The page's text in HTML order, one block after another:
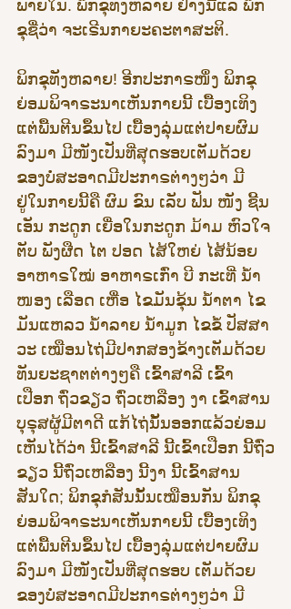
ພາຍໃນ. ພິກຂຸທັງຫລາຍ ຢ່າງນີ້ແລ ພິກ
ຂຸຊື່ວ່າ ຈະເຣີນກາຍະຄະຕາສະຕິ.
ພິກຂຸທັງຫລາຍ! ອີກປະກາຣໜຶ່ງ ພິກຂຸ
ຍ່ອມພິຈາຣະນາເຫັນກາຍນີ້ ເບື້ອງເທິງ
ແຕ່ພື້ນຕີນຂຶ້ນໄປ ເບື້ອງລຸ່ມແຕ່ປາຍຜົມ
ລົງມາ ມີໜັງເປັນທີ່ສຸດຮອບເຕັມດ້ວຍ
ຂອງບໍ່ສະອາດມີປະກາຣຕ່າງໆວ່າ ມີ
ຢູ່ໃນກາຍນີ້ຄື ຜົມ ຂົນ ເລັບ ຟັນ ໜັງ ຊີ້ນ
ເອັນ ກະດູກ ເຍື່ອໃນກະດູກ ມ້າມ ຫົວໃຈ
ຕັບ ພັງຜືດ ໄຕ ປອດ ໄສ້ໃຫຍ່ ໄສ້ນ້ອຍ
ອາຫາຣໃໝ່ ອາຫາຣເກົ່າ ບີ ກະເທີ່ ນ້ຳ
ໜອງ ເລືອດ ເຫື່ອ ໄຂມັນຂຸ້ນ ນ້ຳຕາ ໄຂ
ມັນແຫລວ ນ້ຳລາຍ ນ້ຳມູກ ໄຂຂໍ້ ປັສສາ
ວະ ເໝືອນໄຖ່ມີປາກສອງຂ້າງເຕັມດ້ວຍ
ທັນຍະຊາຕຕ່າງໆຄື ເຂົ້າສາລີ ເຂົ້າ
ເປືອກ ຖົ່ວຂຽວ ຖົ່ວເຫລືອງ ງາ ເຂົ້າສານ
ບຸຣຸສຜູ້ມີຕາດີ ແກ້ໄຖ່ນັ້ນອອກແລ້ວຍ່ອມ
ເຫັນໄດ້ວ່າ ນີ້ເຂົ້າສາລີ ນີ້ເຂົ້າເປືອກ ນີ້ຖົ່ວ
ຂຽວ ນີ້ຖົ່ວເຫລືອງ ນີ້ງາ ນີ້ເຂົ້າສານ
ສັນໃດ; ພິກຂຸກໍສັນນັ້ນເໝືອນກັນ ພິກຂຸ
ຍ່ອມພິຈາຣະນາເຫັນກາຍນີ້ ເບື້ອງເທິງ
ແຕ່ພື້ນຕີນຂຶ້ນໄປ ເບື້ອງລຸ່ມແຕ່ປາຍຜົມ
ລົງມາ ມີໜັງເປັນທີ່ສຸດຮອບ ເຕັມດ້ວຍ
ຂອງບໍ່ສະອາດມີປະກາຣຕ່າງໆວ່າ ມີ